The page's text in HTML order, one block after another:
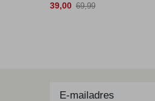
39,00 69,99